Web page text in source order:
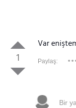
1
Var
Paylaş: